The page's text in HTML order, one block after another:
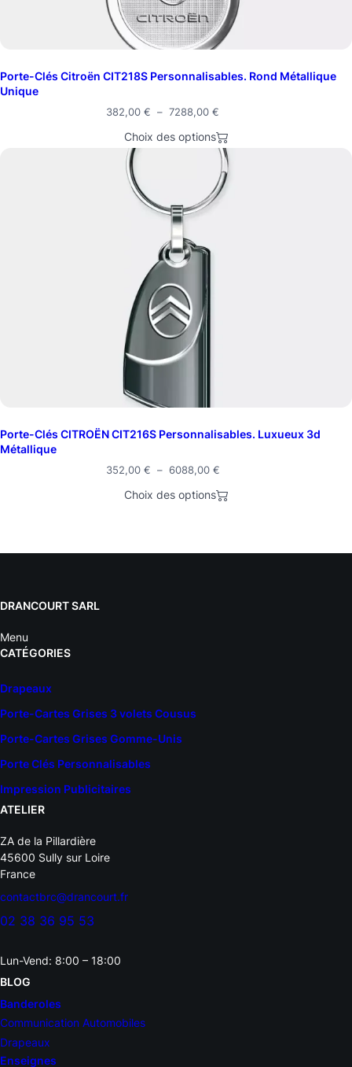
Porte-Clés Citroën CIT218S Personnalisables. Rond Métallique
Unique
382,00 € – 7288,00 €
Choix des options
Porte-Clés CITROËN CIT216S Personnalisables. Luxueux 3d
Métallique
352,00 € – 6088,00 €
Choix des options
DRANCOURT SARL
Menu
CATÉGORIES
Drapeaux
Porte-Cartes Grises 3 volets Cousus
Porte-Cartes Grises Gomme-Unis
Porte Clés Personnalisables
Impression Publicitaires
ATELIER
ZA de la Pillardière
45600 Sully sur Loire
France
contactbrc@drancourt.fr
02 38 36 95 53
Lun-Vend: 8:00 – 18:00
BLOG
Banderoles
Communication Automobiles
Drapeaux
Enseignes